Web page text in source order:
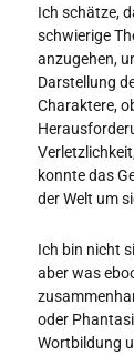
Ich schätze,
schwierige
anzugehen,
Darstellung
Charaktere,
konnte das
der Welt um
Ich bin nicht
aber was
oder
Wortbildung